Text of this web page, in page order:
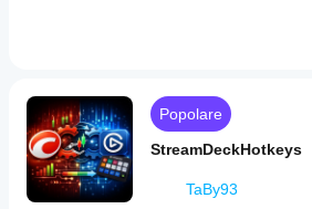
Popolare
StreamDeckHotkeys
TaBy93